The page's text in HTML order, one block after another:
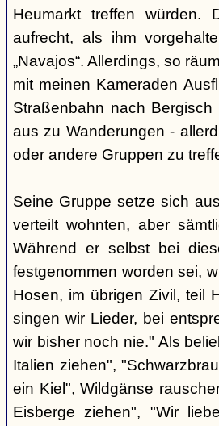
Heumarkt treffen würden.
aufrecht, als ihm
„Navajos“. Allerdings, so
mit meinen Kameraden
Straßenbahn nach
aus zu Wanderungen -
oder andere Gruppen zu
Seine Gruppe setze sich
verteilt wohnten, aber
Während er selbst bei
festgenommen worden sei,
Hosen, im übrigen Zivil, teil
singen wir Lieder, bei
wir bisher noch nie." Als
Italien ziehen",
ein Kiel", Wildgänse
Eisberge ziehen", "Wir